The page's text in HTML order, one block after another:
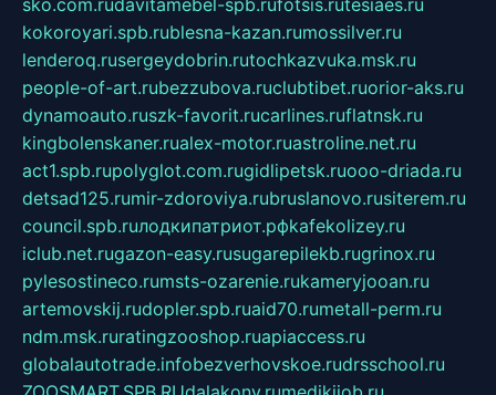
kokoroyari.spb.rublesna-kazan.rumossilver.ru
lenderoq.rusergeydobrin.rutochkazvuka.msk.ru
people-of-art.rubezzubova.ruclubtibet.ruorior-aks.ru
dynamoauto.ruszk-favorit.rucarlines.ruflatnsk.ru
kingbolenskaner.rualex-motor.ruastroline.net.ru
act1.spb.rupolyglot.com.rugidlipetsk.ruooo-driada.ru
detsad125.rumir-zdoroviya.rubruslanovo.rusiterem.ru
council.spb.ruлодкипатриот.рфkafekolizey.ru
iclub.net.rugazon-easy.rusugarepilekb.rugrinox.ru
pylesostineco.rumsts-ozarenie.rukameryjooan.ru
artemovskij.rudopler.spb.ruaid70.rumetall-perm.ru
ndm.msk.ruratingzooshop.ruapiaccess.ru
globalautotrade.infobezverhovskoe.rudrsschool.ru